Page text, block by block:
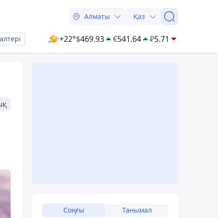
Алматы Қаз
+22°$469.93 €541.64 ₽5.71
Соңғы Танымал